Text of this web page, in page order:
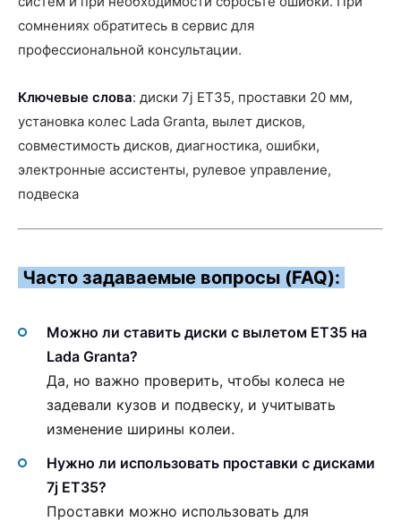
сомнениях обратитесь в сервис для
профессиональной консультации.
Ключевые слова: диски 7j ET35, проставки 20 мм,
установка колес Lada Granta, вылет дисков,
совместимость дисков, диагностика, ошибки,
электронные ассистенты, рулевое управление,
подвеска
Часто задаваемые вопросы (FAQ):
Можно ли ставить диски с вылетом ET35 на
Lada Granta?
Да, но важно проверить, чтобы колеса не
задевали кузов и подвеску, и учитывать
изменение ширины колеи.
Нужно ли использовать проставки с дисками
7j ET35?
Проставки можно использовать для